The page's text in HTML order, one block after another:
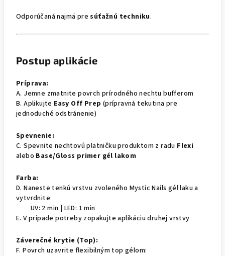
Odporúčaná najmä presúťažnú techniku.
Postup aplikácie
Príprava:
A. Jemne zmatnite povrch prírodného nechtu bufferom
B. Aplikujte Easy Off Prep (prípravná tekutina pre
jednoduché odstránenie)
Spevnenie:
C. Spevnite nechtovú platničku produktom z radu Flexi
alebo Base/Gloss primer gél lakom
Farba:
D. Naneste tenkú vrstvu zvoleného Mystic Nails gél laku a
vytvrdnite
UV: 2 min | LED: 1 min
E. V prípade potreby zopakujte aplikáciu druhej vrstvy
Záverečné krytie (Top):
F. Povrch uzavrite flexibilným top gélom: